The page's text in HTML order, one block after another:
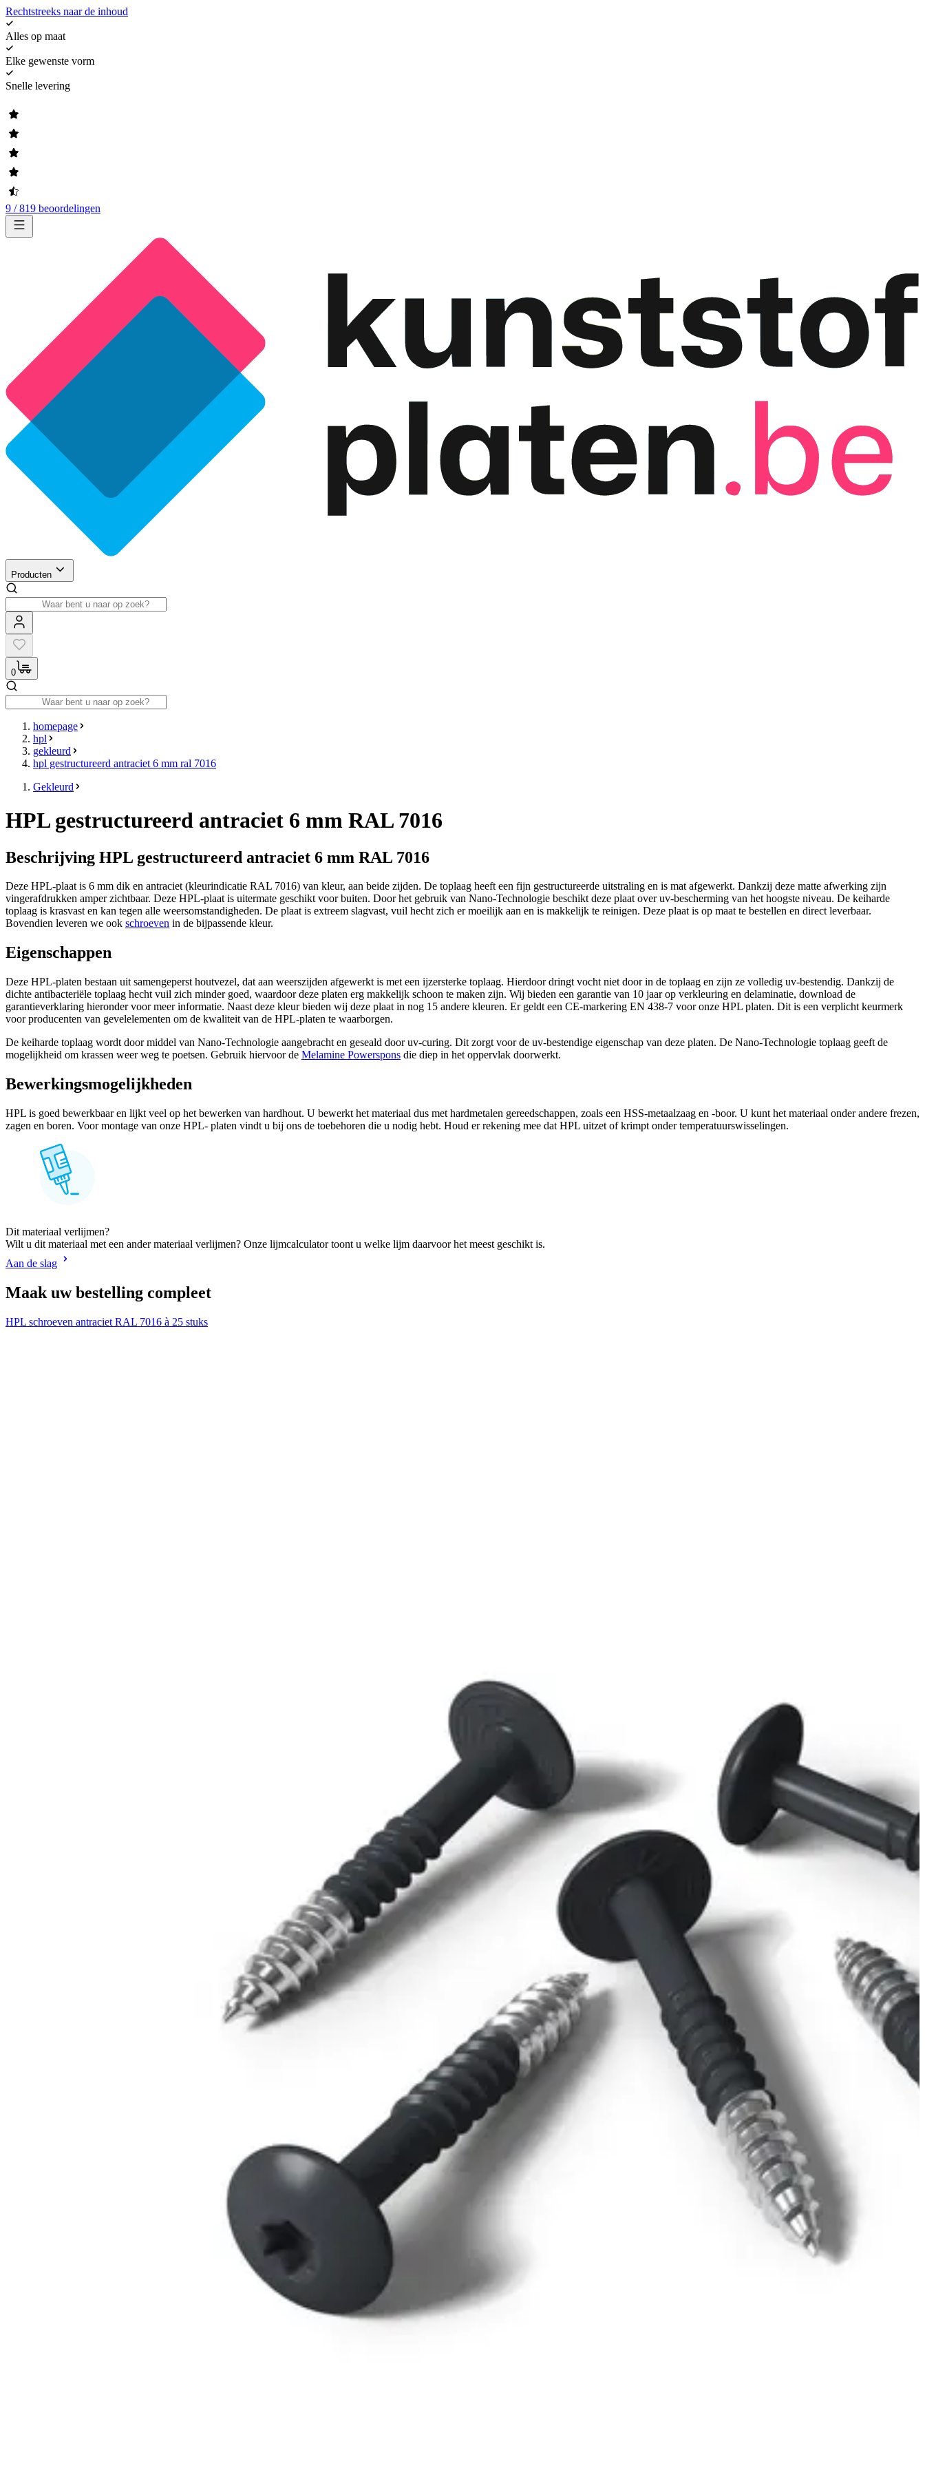
Rechtstreeks naar de inhoud
Alles op maat
Elke gewenste vorm
Snelle levering
9 / 819 beoordelingen
Producten
0
homepage
hpl
gekleurd
hpl gestructureerd antraciet 6 mm ral 7016
Gekleurd
HPL gestructureerd antraciet 6 mm RAL 7016
Beschrijving HPL gestructureerd antraciet 6 mm RAL 7016
Deze HPL-plaat is 6 mm dik en antraciet (kleurindicatie RAL 7016) van kleur, aan beide zijden. De toplaag heeft een fijn gestructureerde uitstraling en is mat afgewerkt. Dankzij deze matte afwerking zijn
vingerafdrukken amper zichtbaar. Deze HPL-plaat is uitermate geschikt voor buiten. Door het gebruik van Nano-Technologie beschikt deze plaat over uv-bescherming van het hoogste niveau. De keiharde
toplaag is krasvast en kan tegen alle weersomstandigheden. De plaat is extreem slagvast, vuil hecht zich er moeilijk aan en is makkelijk te reinigen. Deze plaat is op maat te bestellen en direct leverbaar.
Bovendien leveren we ook schroeven in de bijpassende kleur.
Eigenschappen
Deze HPL-platen bestaan uit samengeperst houtvezel, dat aan weerszijden afgewerkt is met een ijzersterke toplaag. Hierdoor dringt vocht niet door in de toplaag en zijn ze volledig uv-bestendig. Dankzij de
dichte antibacteriële toplaag hecht vuil zich minder goed, waardoor deze platen erg makkelijk schoon te maken zijn. Wij bieden een garantie van 10 jaar op verkleuring en delaminatie, download de
garantieverklaring hieronder voor meer informatie. Naast deze kleur bieden wij deze plaat in nog 15 andere kleuren. Er geldt een CE-markering EN 438-7 voor onze HPL platen. Dit is een verplicht keurmerk
voor producenten van gevelelementen om de kwaliteit van de HPL-platen te waarborgen.
De keiharde toplaag wordt door middel van Nano-Technologie aangebracht en geseald door uv-curing. Dit zorgt voor de uv-bestendige eigenschap van deze platen. De Nano-Technologie toplaag geeft de
mogelijkheid om krassen weer weg te poetsen. Gebruik hiervoor de Melamine Powerspons die diep in het oppervlak doorwerkt.
Bewerkingsmogelijkheden
HPL is goed bewerkbaar en lijkt veel op het bewerken van hardhout. U bewerkt het materiaal dus met hardmetalen gereedschappen, zoals een HSS-metaalzaag en -boor. U kunt het materiaal onder andere frezen,
zagen en boren. Voor montage van onze HPL- platen vindt u bij ons de toebehoren die u nodig hebt. Houd er rekening mee dat HPL uitzet of krimpt onder temperatuurswisselingen.
Dit materiaal verlijmen?
Wilt u dit materiaal met een ander materiaal verlijmen? Onze lijmcalculator toont u welke lijm daarvoor het meest geschikt is.
Aan de slag
Maak uw bestelling compleet
HPL schroeven antraciet RAL 7016 à 25 stuks